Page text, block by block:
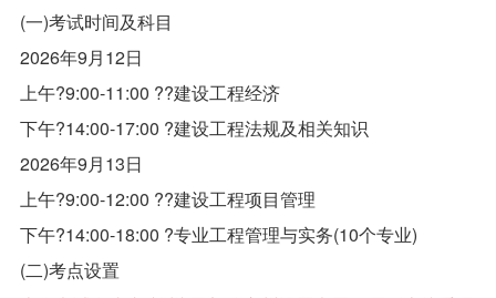
(一)考试时间及科目
2026年9月12日
上午?9:00-11:00 ??建设工程经济
下午?14:00-17:00 ?建设工程法规及相关知识
2026年9月13日
上午?9:00-12:00 ??建设工程项目管理
下午?14:00-18:00 ?专业工程管理与实务(10个专业)
(二)考点设置